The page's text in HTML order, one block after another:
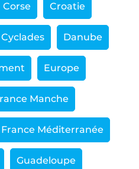
Corse Croatie
Cyclades Danube
Europe
Manche
France Méditerranée
Guadeloupe